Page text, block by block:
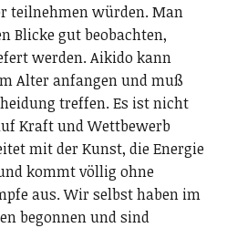
teilnehmen würden. Man
Blicke gut beobachten,
werden. Aikido kann
Alter anfangen und muß
treffen. Es ist nicht
Kraft und Wettbewerb
mit der Kunst, die Energie
kommt völlig ohne
aus. Wir selbst haben im
begonnen und sind